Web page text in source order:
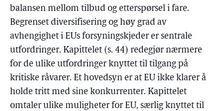
balansen mellom tilbud og etterspørsel i fare.
Begrenset diversifisering og høy grad av
avhengighet i EUs forsyningskjeder er sentrale
utfordringer. Kapittelet (s. 44) redegjør nærmere
for de ulike utfordringer knyttet til tilgang på
kritiske råvarer. Et hovedsyn er at EU ikke klarer å
holde tritt med sine konkurrenter. Kapittelet
omtaler ulike muligheter for EU, særlig knyttet til